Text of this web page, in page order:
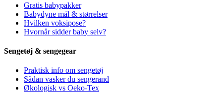
Gratis babypakker
Babydyne mål & størrelser
Hvilken voksipose?
Hvornår sidder baby selv?
Sengetøj & sengegear
Praktisk info om sengetøj
Sådan vasker du sengerand
Økologisk vs Oeko-Tex